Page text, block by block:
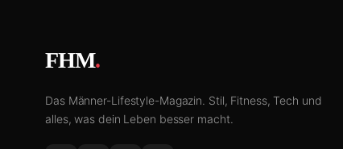
FHM.
Das Männer-Lifestyle-Magazin. Stil, Fitness, Tech und
alles, was dein Leben besser macht.